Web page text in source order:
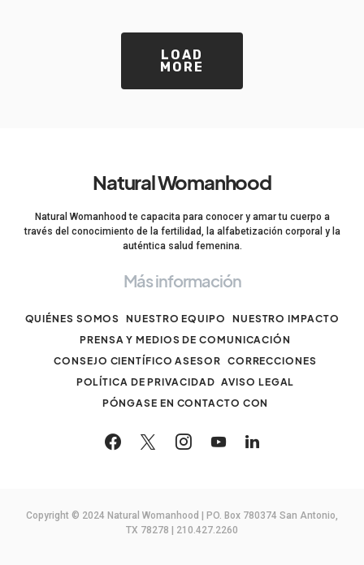
LOAD
MORE
Natural Womanhood
Natural Womanhood te capacita para conocer y amar tu cuerpo a
través del conocimiento de la fertilidad, la alfabetización corporal y la
auténtica salud femenina.
Más información
QUIÉNES SOMOS NUESTRO EQUIPO
NUESTRO IMPACTO
PRENSA Y MEDIOS DE COMUNICACIÓN
CONSEJO CIENTÍFICO ASESOR CORRECCIONES
POLÍTICA DE PRIVACIDAD AVISO LEGAL
PÓNGASE EN CONTACTO CON
Copyright © 2024 Natural Womanhood | PO. Box 780374 San Antonio,
TX 78278 | 210.427.2260